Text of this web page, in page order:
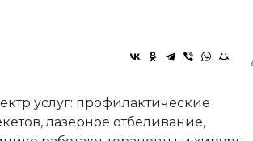
услуг: профилактические
лазерное отбеливание,